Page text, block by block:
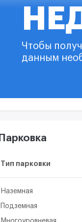
Чтобы
данным
Система
Система отопления
Система
Парковка
Тип парковки
Наземная
Подземная